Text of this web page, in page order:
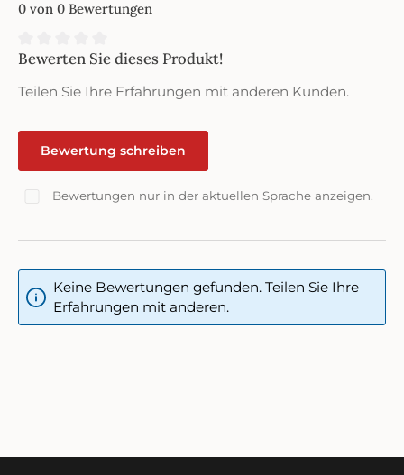
0 von 0 Bewertungen
Durchschnittliche Bewertung von 0 von 5 Sternen
Bewerten Sie dieses Produkt!
Teilen Sie Ihre Erfahrungen mit anderen Kunden.
Bewertung schreiben
Bewertungen nur in der aktuellen Sprache anzeigen.
Keine Bewertungen gefunden. Teilen Sie Ihre
Erfahrungen mit anderen.